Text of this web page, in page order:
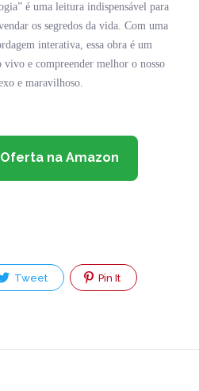
é uma leitura indispensável para
os segredos da vida. Com uma
interativa, essa obra é um
e compreender melhor o nosso
e maravilhoso.
Oferta na Amazon
Tweet Pin It